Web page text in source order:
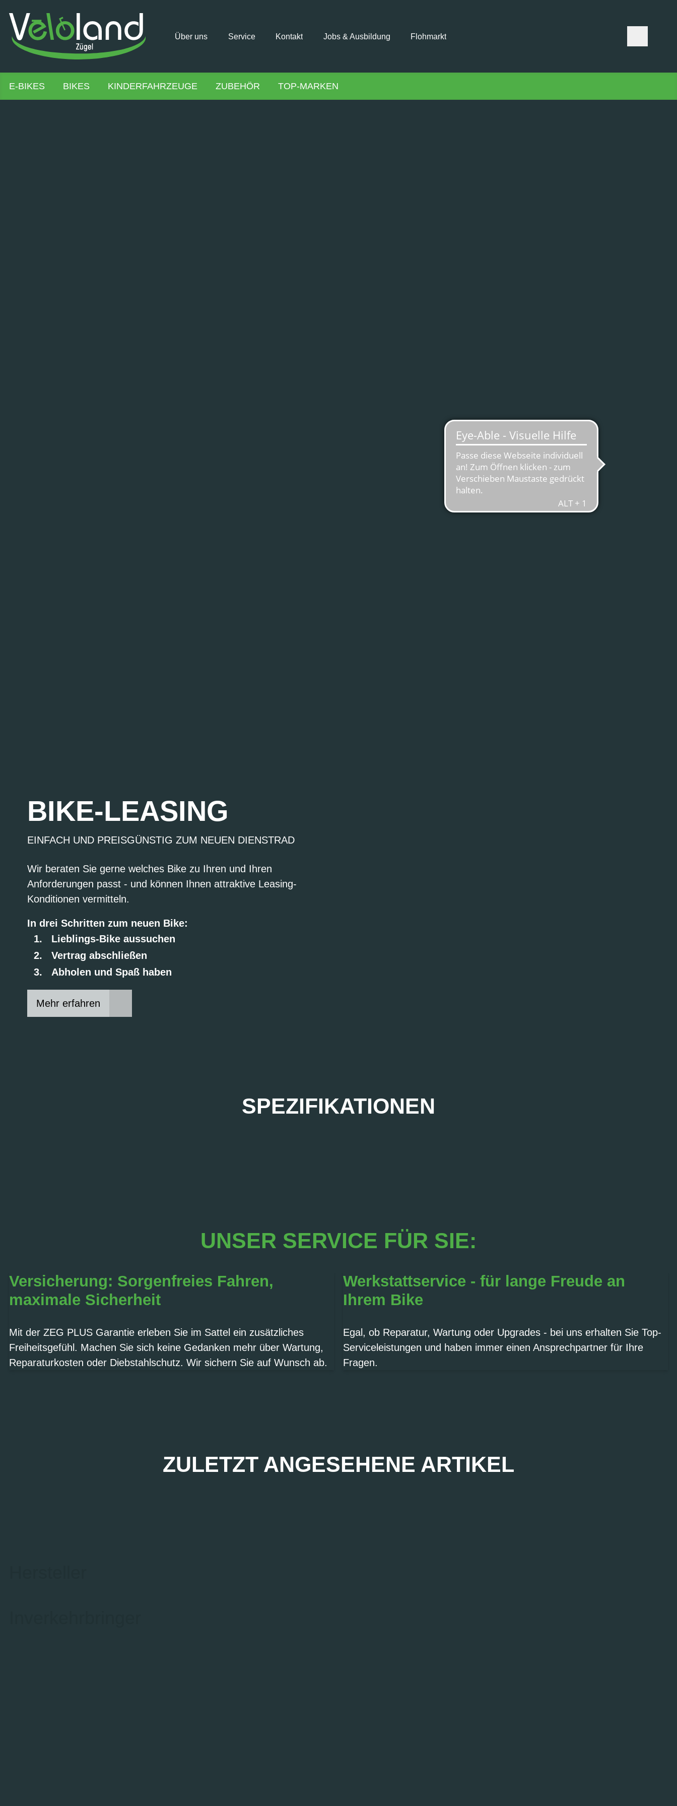
Über uns Service Kontakt Jobs & Ausbildung Flohmarkt
E-BIKES BIKES KINDERFAHRZEUGE ZUBEHÖR TOP-MARKEN
BIKE-LEASING
EINFACH UND PREISGÜNSTIG ZUM NEUEN DIENSTRAD
Wir beraten Sie gerne welches Bike zu Ihren und Ihren
Anforderungen passt - und können Ihnen attraktive Leasing-
Konditionen vermitteln.
In drei Schritten zum neuen Bike:
Lieblings-Bike aussuchen
Vertrag abschließen
Abholen und Spaß haben
Mehr erfahren
SPEZIFIKATIONEN
UNSER SERVICE FÜR SIE:
Versicherung: Sorgenfreies Fahren,
maximale Sicherheit
Mit der ZEG PLUS Garantie erleben Sie im Sattel ein zusätzliches
Freiheitsgefühl. Machen Sie sich keine Gedanken mehr über Wartung,
Reparaturkosten oder Diebstahlschutz. Wir sichern Sie auf Wunsch ab.
Werkstattservice - für lange Freude an
Ihrem Bike
Egal, ob Reparatur, Wartung oder Upgrades - bei uns erhalten Sie Top-
Serviceleistungen und haben immer einen Ansprechpartner für Ihre
Fragen.
ZULETZT ANGESEHENE ARTIKEL